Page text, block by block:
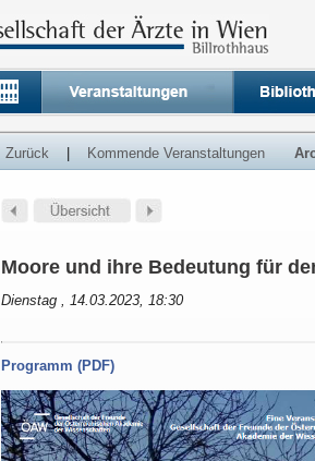
Zurück Kommende Veranstaltungen
Moore und ihre Bedeutung für
Dienstag , 14.03.2023, 18:30
Programm (PDF)